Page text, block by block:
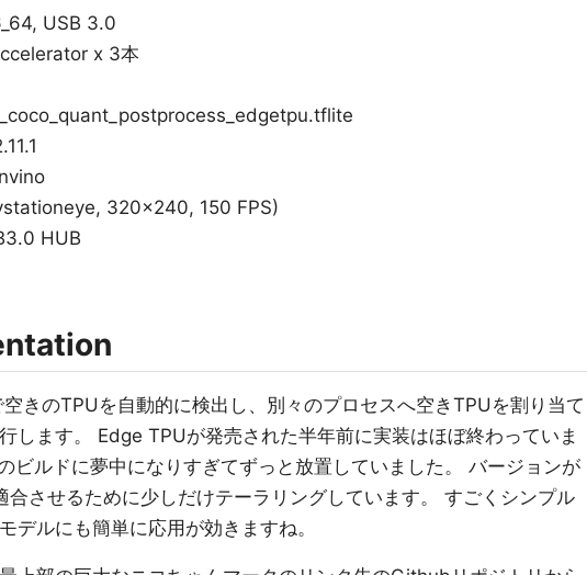
USB 3.0
x 3本
320x240, 150 FPS)
HUB
きのTPUを自動的に検出し、別々のプロセスへ空きTPUを割り当て
します。 Edge TPUが発売された半年前に実装はほぼ終わっていま
ビルドに夢中になりすぎてずっと放置していました。 バージョンが
合させるために少しだけテーラリングしています。 すごくシンプル
デルにも簡単に応用が効きますね。